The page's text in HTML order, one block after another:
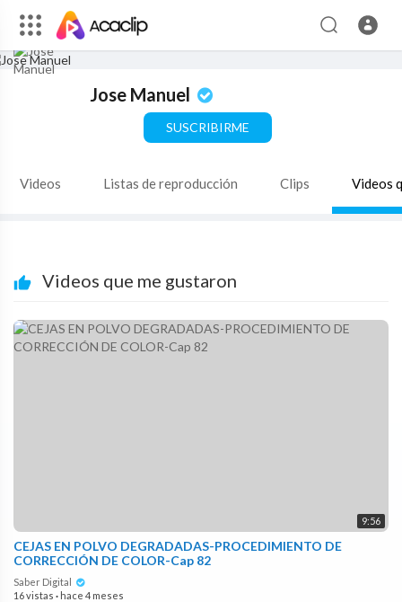
Jose Manuel
SUSCRIBIRME
Videos Listas de reproducción Clips Videos
Videos que me gustaron
9:56
CEJAS EN POLVO DEGRADADAS-PROCEDIMIENTO DE
CORRECCIÓN DE COLOR-Cap 82
Saber Digital
16 vistas · hace 4 meses